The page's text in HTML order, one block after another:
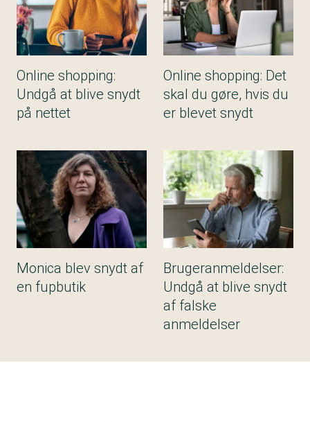
Online shopping:
Undgå at blive snydt
på nettet
Online shopping: Det
skal du gøre, hvis du
er blevet snydt
Monica blev snydt af
en fupbutik
Brugeranmeldelser:
Undgå at blive snydt
af falske
anmeldelser